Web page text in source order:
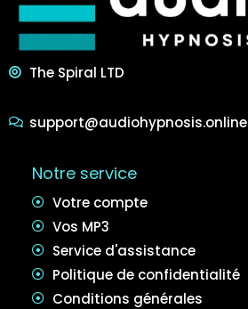
The Spiral LTD
support@audiohypnosis.online
Notre service
Votre compte
Vos MP3
Service d'assistance
Politique de confidentialité
Conditions générales